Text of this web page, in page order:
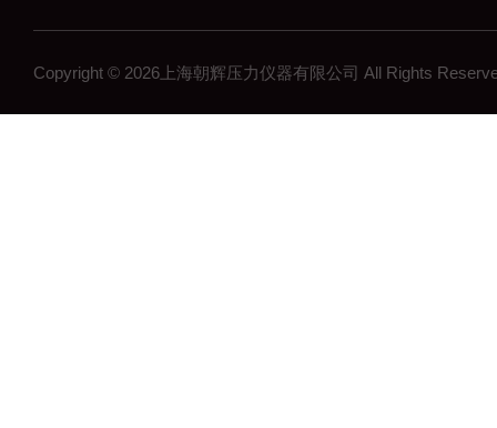
Copyright © 2026上海朝辉压力仪器有限公司 All Rights